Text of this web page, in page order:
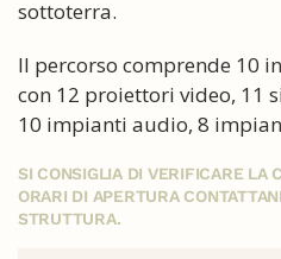
sottoterra.
Il percorso comprende 10
con 12 proiettori video, 11
10 impianti audio, 8
SI CONSIGLIA DI VERIFICARE LA
ORARI DI APERTURA
STRUTTURA.